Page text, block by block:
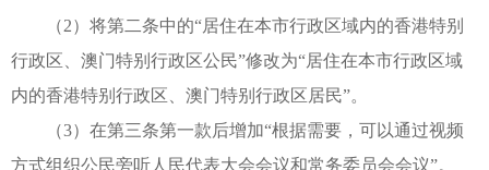
（2）将第二条中的“居住在本市行政区域内的香港特别
行政区、澳门特别行政区公民”修改为“居住在本市行政区域
内的香港特别行政区、澳门特别行政区居民”。
（3）在第三条第一款后增加“根据需要，可以通过视频
方式组织公民旁听人民代表大会会议和常务委员会会议”。